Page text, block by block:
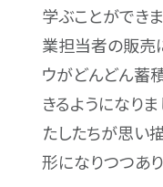
学ぶことができ
業担当者の販売
ウがどんどん蓄
きるようになり
たしたちが思い
形になりつつあり